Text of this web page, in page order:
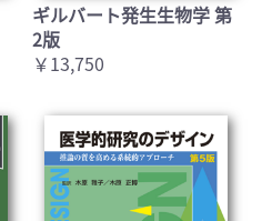
ギルバート発生生物学 第
2版
￥13,750